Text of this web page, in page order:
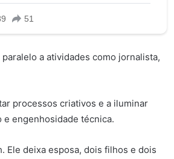
a atividades como jornalista,
processos criativos e a iluminar
e engenhosidade técnica.
Ele deixa esposa, dois filhos e dois